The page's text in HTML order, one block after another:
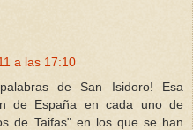
a las 17:10
de San Isidoro! Esa
de España en cada uno de
de Taifas" en los que se han